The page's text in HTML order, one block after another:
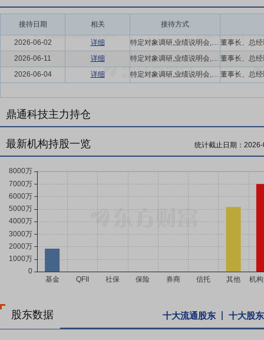
接待日期 相关 接待方式
2026-06-02 详细
特定对象调研,业绩说明会,路演活动,现场参观
2026-06-11
详细
特定对象调研,业绩说明会,路演活动,现场参观
2026-06-04
详细 特定对象调研,业绩说明会,路演活动,现场参观
鼎通科技主力持仓
最新机构持股一览 统计截止日期：
股东数据 十大流通股东 十大股东